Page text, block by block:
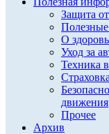
Защита
О
Уход за
Техника
движения
Прочее
Архив